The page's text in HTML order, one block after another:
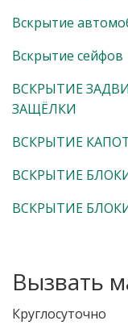
Вскрытие
Вскрытие сейфов
ВСКРЫТИЕ
ЗАЩЁЛКИ
ВСКРЫТИЕ
ВСКРЫТИЕ
ВСКРЫТИЕ
Вызвать
Круглосуточно